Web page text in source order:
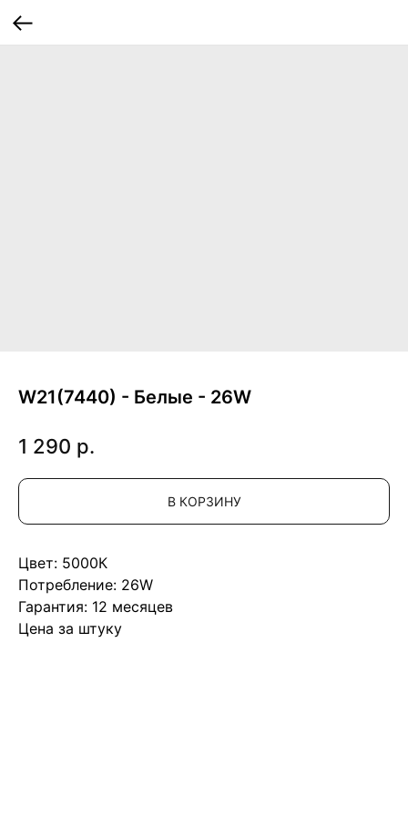
W21(7440) - Белые - 26W
1 290 р.
В КОРЗИНУ
Цвет: 5000К
Потребление: 26W
Гарантия: 12 месяцев
Цена за штуку